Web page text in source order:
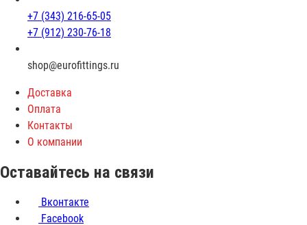
+7 (343) 216-65-05
+7 (912) 230-76-18
shop@eurofittings.ru
Доставка
Оплата
Контакты
О компании
Оставайтесь на связи
Вконтакте
Facebook